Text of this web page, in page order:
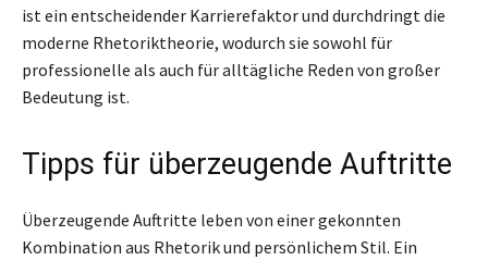
ist ein entscheidender Karrierefaktor und durchdringt die
moderne Rhetoriktheorie, wodurch sie sowohl für
professionelle als auch für alltägliche Reden von großer
Bedeutung ist.
Tipps für überzeugende Auftritte
Überzeugende Auftritte leben von einer gekonnten
Kombination aus Rhetorik und persönlichem Stil. Ein